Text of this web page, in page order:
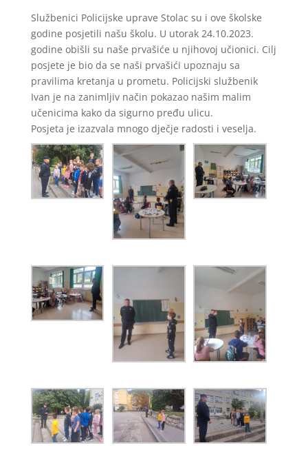
Službenici Policijske uprave Stolac su i ove školske
godine posjetili našu školu. U utorak 24.10.2023.
godine obišli su naše prvašiće u njihovoj učionici. Cilj
posjete je bio da se naši prvašići upoznaju sa
pravilima kretanja u prometu. Policijski službenik
Ivan je na zanimljiv način pokazao našim malim
učenicima kako da sigurno pređu ulicu.
Posjeta je izazvala mnogo dječje radosti i veselja.